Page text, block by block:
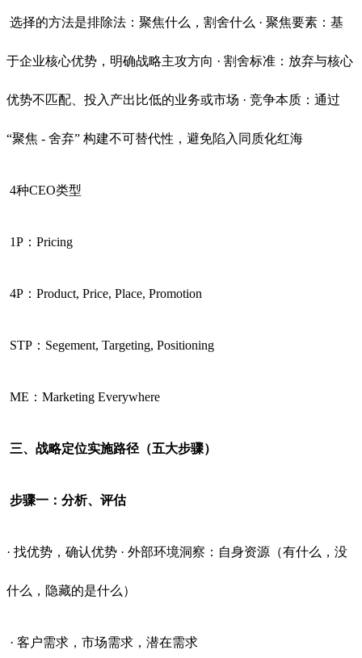
选择的方法是排除法：聚焦什么，割舍什么 · 聚焦要素：基
于企业核心优势，明确战略主攻方向 · 割舍标准：放弃与核心
优势不匹配、投入产出比低的业务或市场 · 竞争本质：通过
“聚焦 - 舍弃” 构建不可替代性，避免陷入同质化红海
4种CEO类型
1P：Pricing
4P：Product, Price, Place, Promotion
STP：Segement, Targeting, Positioning
ME：Marketing Everywhere
三、战略定位实施路径（五大步骤）
步骤一：分析、评估
· 找优势，确认优势 · 外部环境洞察：自身资源（有什么，没
什么，隐藏的是什么）
· 客户需求，市场需求，潜在需求